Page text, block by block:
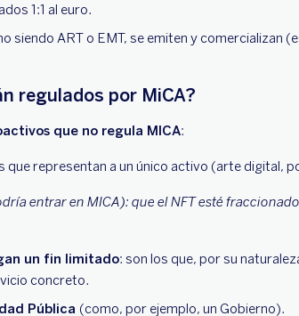
1:1 al euro.
siendo ART o EMT, se emiten y comercializan
regulados por MiCA?
que no regula MICA:
que representan a un único activo (arte digital,
entrar en MICA): que el NFT esté
un fin limitado: son los que, por su
concreto.
Pública (como, por ejemplo, un Gobierno).